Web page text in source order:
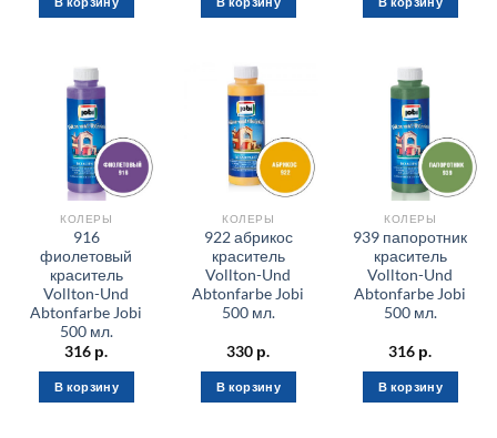
КОЛЕРЫ
916
фиолетовый
краситель
Vollton-Und
Abtonfarbe Jobi
500 мл.
316 р.
В корзину
КОЛЕРЫ
922 абрикос
краситель
Vollton-Und
Abtonfarbe Jobi
500 мл.
330 р.
В корзину
КОЛЕРЫ
939 папоротник
краситель
Vollton-Und
Abtonfarbe Jobi
500 мл.
316 р.
В корзину